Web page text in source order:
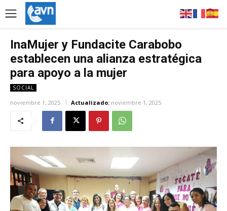
InaMujer y Fundacite Carabobo
establecen una alianza estratégica
para apoyo a la mujer
SOCIAL
noviembre 1, 2025 Actualizado: noviembre 1, 2025